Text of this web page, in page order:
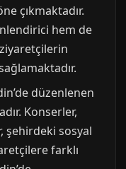
çıkmaktadır.
hem de
düzenlenen
Konserler,
şehirdeki sosyal
farklı